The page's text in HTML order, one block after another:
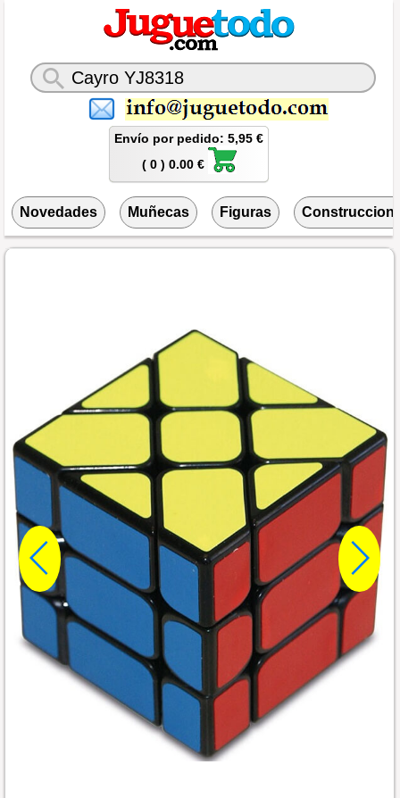
Envío por pedido: 5,95 €
( 0 ) 0.00 €
Novedades Muñecas Figuras